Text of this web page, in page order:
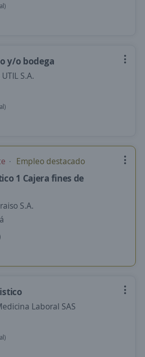
y/o bodega
S.A.
Empleo destacado
1 Cajera fines de
S.A.
Laboral SAS